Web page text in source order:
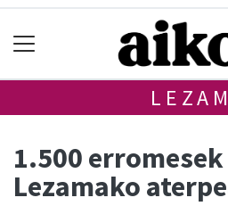
1.500
Lezamako